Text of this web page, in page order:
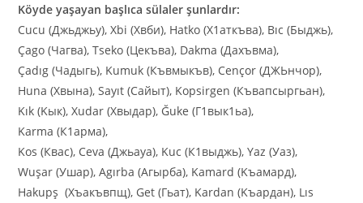
Köyde yaşayan başlıca sülaler şunlardır:
Cucu (Джьджьу), Xbi (Xвби), Hatko (X1aткъва), Bıc (Быджь),
Çago (Чагва), Tseko (Цекъва), Dakma (Дахъвма),
Çadıg (Чадыгь), Kumuk (Къвмыкъв), Cençor (ДЖЬнчор),
Huna (Хвына), Sayıt (Сайыт), Kopsirgen (Къвапсыргьан),
Kık (Kык), Xudar (Хвыдар), Ğuke (Г1вык1ьа),
Karma (К1арма),
Kos (Квас), Ceva (Джьауа), Kuc (К1выджь), Yaz (Уаз),
Wuşar (Ушар), Agırba (Агырба), Kamard (Kъамард),
Hakupş (Хъакъвпщ), Get (Гьат), Kardan (Kъардан), Lıs